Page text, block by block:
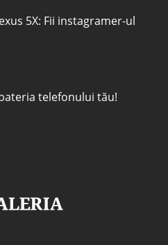
5X: Fii instagramer-ul
telefonului tău!